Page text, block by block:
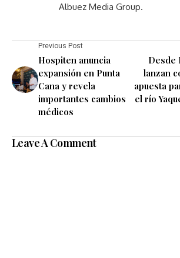
Albuez Media Group.
Previous Post
Hospiten anuncia
expansión en Punta
Cana y revela
importantes cambios
médicos
Desde
lanzan
apuesta
el río
Leave A Comment